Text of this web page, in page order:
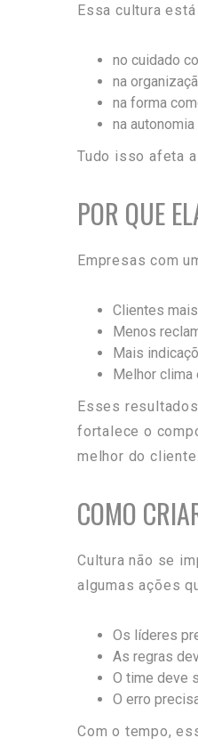
Essa cultura
no cuidado
na
na forma
na
Tudo isso afeta
POR QUE
Empresas com
Clientes
Menos
Mais
Melhor clima
Esses
fortalece o
melhor do cliente.
COMO
Cultura não se
algumas ações
Os líderes
As regras
O time deve
O erro
Com o tempo,